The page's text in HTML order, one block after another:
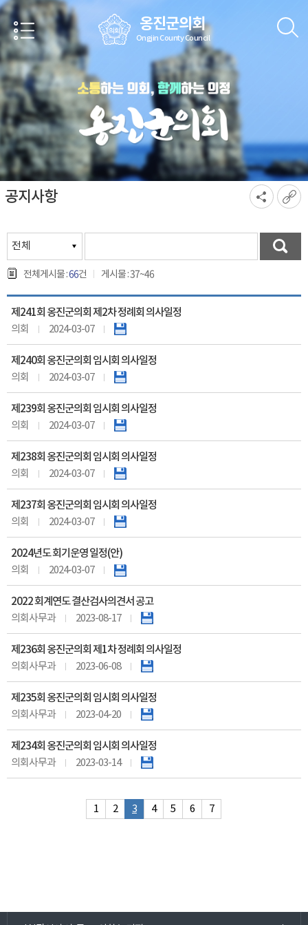
본문바로가기
옹진군의회
Ongjin County Council
공지사항
전체게시물 :66건 게시물 :37~46
제241회 옹진군의회 제2차 정례회 의사일정
의회 2024-03-07
제240회 옹진군의회 임시회 의사일정
의회 2024-03-07
제239회 옹진군의회 임시회 의사일정
의회 2024-03-07
제238회 옹진군의회 임시회 의사일정
의회 2024-03-07
제237회 옹진군의회 임시회 의사일정
의회 2024-03-07
2024년도 회기운영 일정(안)
의회 2024-03-07
2022 회계연도 결산검사의견서 공고
의회사무과 2023-08-17
제236회 옹진군의회 제1차 정례회 의사일정
의회사무과 2023-06-08
제235회 옹진군의회 임시회 의사일정
의회사무과 2023-04-20
제234회 옹진군의회 임시회 의사일정
의회사무과 2023-03-14
1 2 3 4 5 6 7